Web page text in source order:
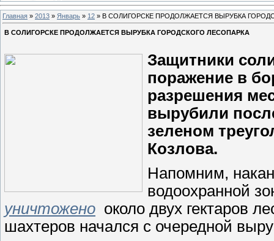
Главная » 2013 » Январь » 12 » В СОЛИГОРСКЕ ПРОДОЛЖАЕТСЯ ВЫРУБКА
В СОЛИГОРСКЕ ПРОДОЛЖАЕТСЯ ВЫРУБКА ГОРОДСКОГО ЛЕСОПАРКА
Защитники
поражение в
разрешения
вырубили
зеленом
Козлова.
Напомним,
водоохранной
уничтожено около двух гектаров
шахтеров начался с очередной